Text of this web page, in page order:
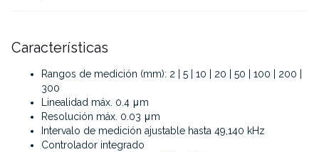
Características
Rangos de medición (mm): 2 | 5 | 10 | 20 | 50 | 100 | 200 |
300
Linealidad máx. 0.4 μm
Resolución máx. 0.03 μm
Intervalo de medición ajustable hasta 49,140 kHz
Controlador integrado